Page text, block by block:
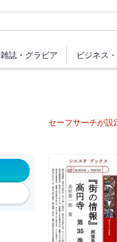
雑誌・ グラビア ビジネス
セーフサーチが設